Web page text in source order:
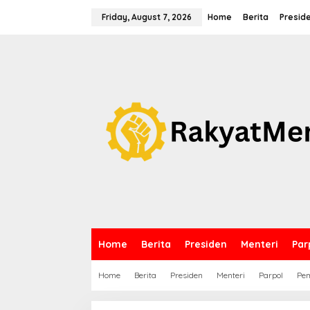
Friday, August 7, 2026 Home Berita
Home Berita Presiden Menteri
Home Berita Presiden Menteri Parpol